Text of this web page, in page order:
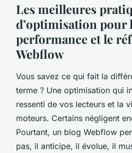
Les meilleures
d’optimisation pour
performance et le
Webflow
Vous savez ce qui fait la
terme ? Une optimisation qui
ressenti de vos lecteurs et la
moteurs. Certains négligent
Pourtant, un blog Webflow
pas, il anticipe, il évolue, il